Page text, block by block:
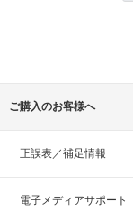
ご購入のお客様へ
正誤表／補足情報
電子メディアサポート